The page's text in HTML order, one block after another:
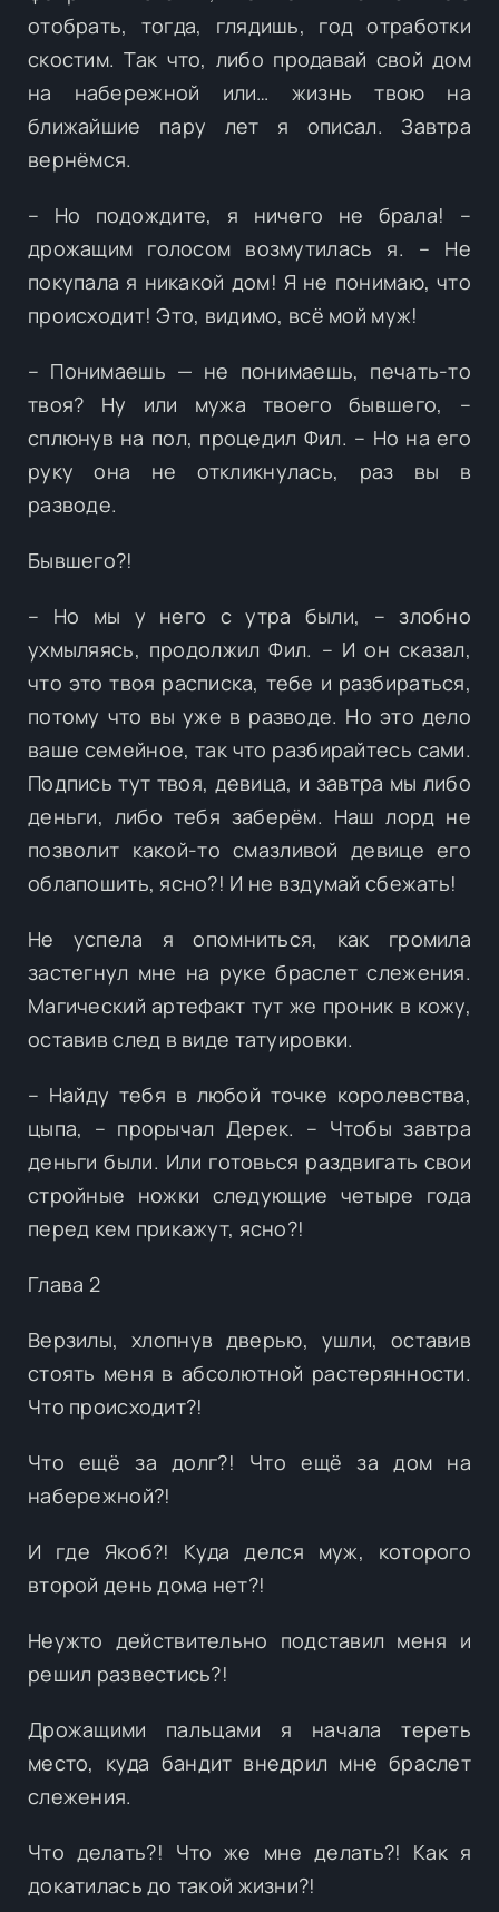
отобрать, тогда, глядишь, год отработки
скостим. Так что, либо продавай свой дом
на набережной или… жизнь твою на
ближайшие пару лет я описал. Завтра
вернёмся.
– Но подождите, я ничего не брала! –
дрожащим голосом возмутилась я. – Не
покупала я никакой дом! Я не понимаю, что
происходит! Это, видимо, всё мой муж!
– Понимаешь — не понимаешь, печать-то
твоя? Ну или мужа твоего бывшего, –
сплюнув на пол, процедил Фил. – Но на его
руку она не откликнулась, раз вы в
разводе.
Бывшего?!
– Но мы у него с утра были, – злобно
ухмыляясь, продолжил Фил. – И он сказал,
что это твоя расписка, тебе и разбираться,
потому что вы уже в разводе. Но это дело
ваше семейное, так что разбирайтесь сами.
Подпись тут твоя, девица, и завтра мы либо
деньги, либо тебя заберём. Наш лорд не
позволит какой-то смазливой девице его
облапошить, ясно?! И не вздумай сбежать!
Не успела я опомниться, как громила
застегнул мне на руке браслет слежения.
Магический артефакт тут же проник в кожу,
оставив след в виде татуировки.
– Найду тебя в любой точке королевства,
цыпа, – прорычал Дерек. – Чтобы завтра
деньги были. Или готовься раздвигать свои
стройные ножки следующие четыре года
перед кем прикажут, ясно?!
Глава 2
Верзилы, хлопнув дверью, ушли, оставив
стоять меня в абсолютной растерянности.
Что происходит?!
Что ещё за долг?! Что ещё за дом на
набережной?!
И где Якоб?! Куда делся муж, которого
второй день дома нет?!
Неужто действительно подставил меня и
решил развестись?!
Дрожащими пальцами я начала тереть
место, куда бандит внедрил мне браслет
слежения.
Что делать?! Что же мне делать?! Как я
докатилась до такой жизни?!